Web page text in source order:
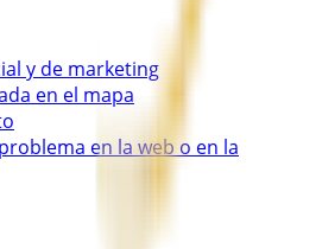
y de marketing
en el mapa
en la web o en la